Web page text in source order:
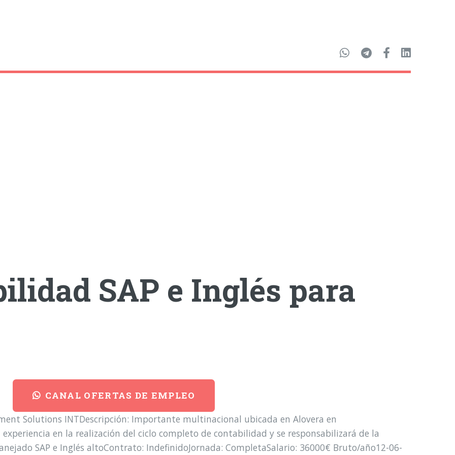
SAP e Inglés para
CANAL OFERTAS DE EMPLEO
Solutions INTDescripción: Importante multinacional ubicada en Alovera en
en la realización del ciclo completo de contabilidad y se responsabilizará de la
SAP e Inglés altoContrato: IndefinidoJornada: CompletaSalario: 36000€ Bruto/año12-06-